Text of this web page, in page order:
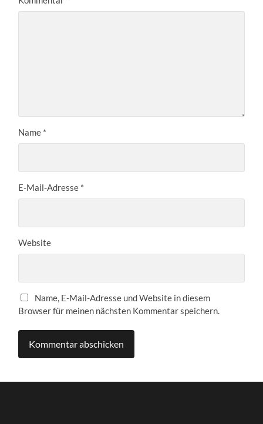
Name *
E-Mail-Adresse *
Website
Name, E-Mail-Adresse und Website in diesem
Browser für meinen nächsten Kommentar speichern.